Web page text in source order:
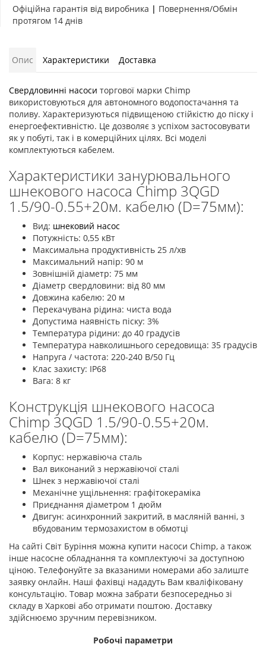
Офіційна гарантія від виробника | Повернення/Обмін
протягом 14 днів
Опис Характеристики Доставка
Свердловинні насоси торгової марки Chimp
використовуються для автономного водопостачання та
поливу. Характеризуються підвищеною стійкістю до піску і
енергоефективністю. Це дозволяє з успіхом застосовувати
як у побуті, так і в комерційних цілях. Всі моделі
комплектуються кабелем.
Характеристики занурювального
шнекового насоса Chimp 3QGD
1.5/90-0.55+20м. кабелю (D=75мм):
Вид: шнековий насос
Потужність: 0,55 кВт
Максимальна продуктивність 25 л/хв
Максимальний напір: 90 м
Зовнішній діаметр: 75 мм
Діаметр свердловини: від 80 мм
Довжина кабелю: 20 м
Перекачувана рідина: чиста вода
Допустима наявність піску: 3%
Температура рідини: до 40 градусів
Температура навколишнього середовища: 35 градусів
Напруга / частота: 220-240 В/50 Гц
Клас захисту: IP68
Вага: 8 кг
Конструкція шнекового насоса
Chimp 3QGD 1.5/90-0.55+20м.
кабелю (D=75мм):
Корпус: нержавіюча сталь
Вал виконаний з нержавіючої сталі
Шнек з нержавіючої сталі
Механічне ущільнення: графітокераміка
Приєднання діаметром 1 дюйм
Двигун: асинхронний закритий, в масляній ванні, з
вбудованим термозахистом в обмотці
На сайті Світ Буріння можна купити насоси Chimp, а також
інше насосне обладнання та комплектуючі за доступною
ціною. Телефонуйте за вказаними номерами або залиште
заявку онлайн. Наші фахівці нададуть Вам кваліфіковану
консультацію. Товар можна забрати безпосередньо зі
складу в Харкові або отримати поштою. Доставку
здійснюємо зручним перевізником.
Робочі параметри